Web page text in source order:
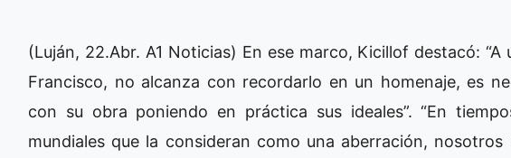
(Luján, 22.Abr. A1 Noticias) En ese marco, Kicillof destacó:
Francisco, no alcanza con recordarlo en un homenaje, es
con su obra poniendo en práctica sus ideales”. “En
mundiales que la consideran como una aberración, nosotros